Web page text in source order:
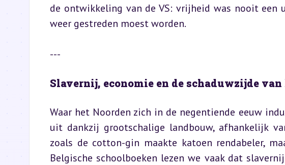
de ontwikkeling van de VS: vrijheid was nooit een
weer gestreden moest worden.
---
Slavernij, economie en de schaduwzijde
Waar het Noorden zich in de negentiende eeuw
uit dankzij grootschalige landbouw, afhankelijk
zoals de cotton-gin maakte katoen rendabeler,
Belgische schoolboeken lezen we vaak dat